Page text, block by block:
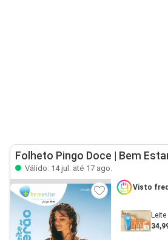
Folheto Pingo Doce | Bem
Válido: 14 jul. até 17 ago.
Visto
Leite